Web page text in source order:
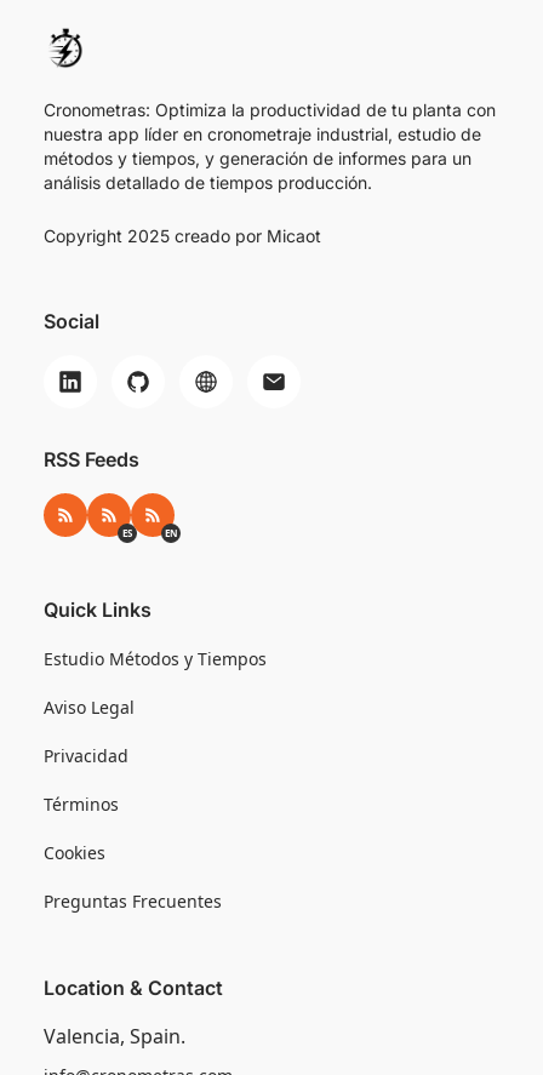
Cronometras: Optimiza la productividad de tu planta con
nuestra app líder en cronometraje industrial, estudio de
métodos y tiempos, y generación de informes para un
análisis detallado de tiempos producción.
Copyright 2025 creado por Micaot
Social
RSS Feeds
RSS RSS ES
ES RSS EN
EN
Quick Links
Estudio Métodos y Tiempos
Aviso Legal
Privacidad
Términos
Cookies
Preguntas Frecuentes
Location & Contact
Valencia, Spain.